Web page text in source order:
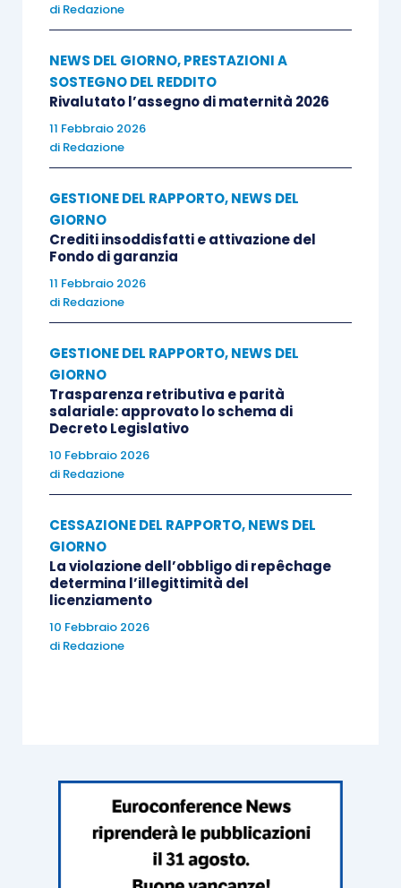
di Redazione
NEWS DEL GIORNO,PRESTAZIONI A
SOSTEGNO DEL REDDITO
Rivalutato l’assegno di maternità 2026
11 Febbraio 2026
di Redazione
GESTIONE DEL RAPPORTO,NEWS DEL
GIORNO
Crediti insoddisfatti e attivazione del
Fondo di garanzia
11 Febbraio 2026
di Redazione
GESTIONE DEL RAPPORTO,NEWS DEL
GIORNO
Trasparenza retributiva e parità
salariale: approvato lo schema di
Decreto Legislativo
10 Febbraio 2026
di Redazione
CESSAZIONE DEL RAPPORTO,NEWS DEL
GIORNO
La violazione dell’obbligo di repêchage
determina l’illegittimità del
licenziamento
10 Febbraio 2026
di Redazione